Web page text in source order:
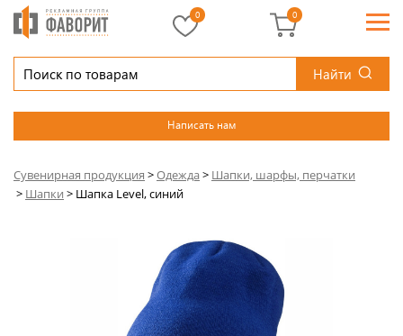
Найти
Написать нам
0 0
Сувенирная продукция >Одежда> Шапки, шарфы, перчатки
> Шапки > Шапка Level, синий